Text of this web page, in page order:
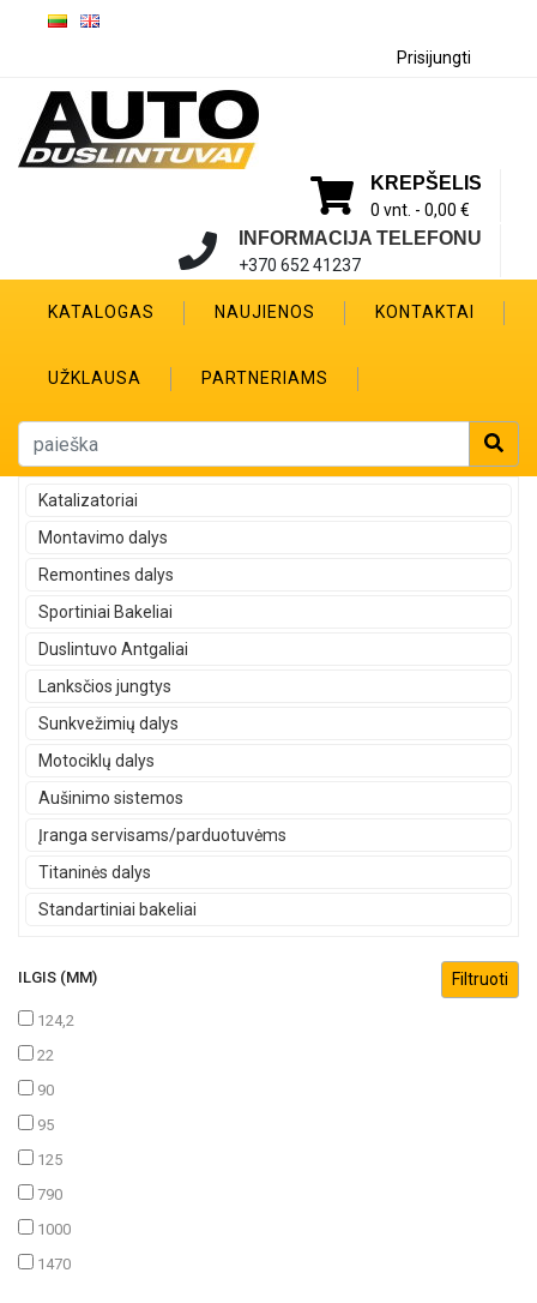
Prisijungti
KREPŠELIS
0 vnt. - 0,00 €
INFORMACIJA TELEFONU
+370 652 41237
KATALOGAS NAUJIENOS KONTAKTAI
UŽKLAUSA PARTNERIAMS
Katalizatoriai
Montavimo dalys
Remontines dalys
Sportiniai Bakeliai
Duslintuvo Antgaliai
Lanksčios jungtys
Sunkvežimių dalys
Motociklų dalys
Aušinimo sistemos
Įranga servisams/parduotuvėms
Titaninės dalys
Standartiniai bakeliai
ILGIS (MM)
124,2
22
90
95
125
790
1000
1470